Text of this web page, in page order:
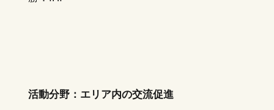
活動分野：エリア内の交流促進